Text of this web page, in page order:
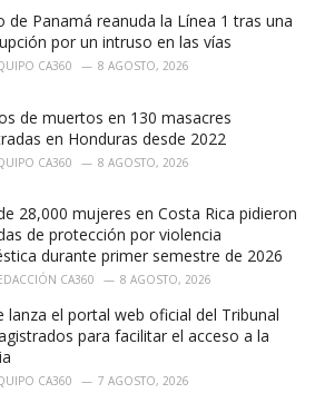
de Panamá reanuda la Línea 1 tras una
por un intruso en las vías
CA360 8 AGOSTO, 2026
de muertos en 130 masacres
en Honduras desde 2022
CA360 8 AGOSTO, 2026
28,000 mujeres en Costa Rica pidieron
de protección por violencia
durante primer semestre de 2026
CA360 8 AGOSTO, 2026
lanza el portal web oficial del Tribunal
para facilitar el acceso a la
CA360 7 AGOSTO, 2026